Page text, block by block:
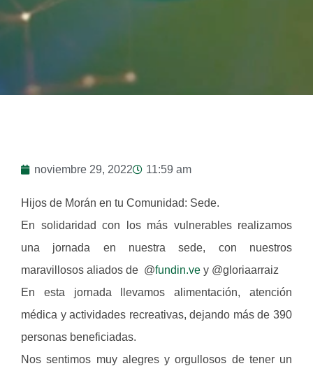
noviembre 29, 2022 11:59 am
Hijos de Morán en tu Comunidad: Sede.
En solidaridad con los más vulnerables realizamos
una jornada en nuestra sede, con nuestros
maravillosos aliados de @fundin.ve y @gloriaarraiz
En esta jornada llevamos alimentación, atención
médica y actividades recreativas, dejando más de 390
personas beneficiadas.
Nos sentimos muy alegres y orgullosos de tener un